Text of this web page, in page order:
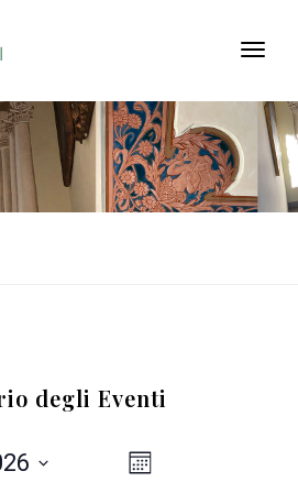
degli Eventi
Viste
Evento
Mese